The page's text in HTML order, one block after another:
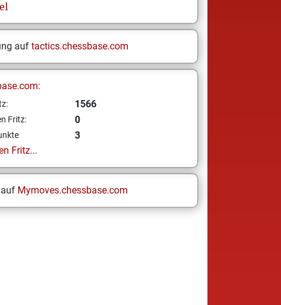
auf tactics.chessbase.com
1566
Fritz: 0
3
Fritz...
Mymoves.chessbase.com